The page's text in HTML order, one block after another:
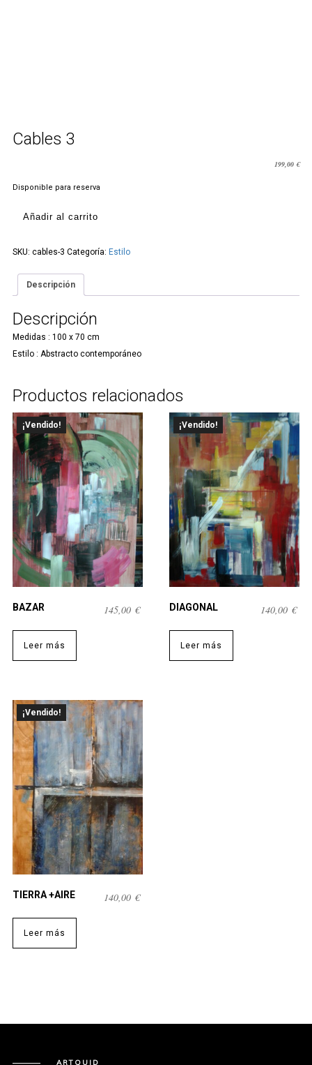
Cables 3
199,00€
Disponible para reserva
Añadir al carrito
SKU: cables-3 Categoría: Estilo
Descripción
Descripción
Medidas : 100 x 70 cm
Estilo : Abstracto contemporáneo
Productos relacionados
¡Vendido!
BAZAR 145,00 €
Leer más
¡Vendido!
DIAGONAL 140,00 €
Leer más
¡Vendido!
TIERRA +AIRE 140,00 €
Leer más
ARTQUID